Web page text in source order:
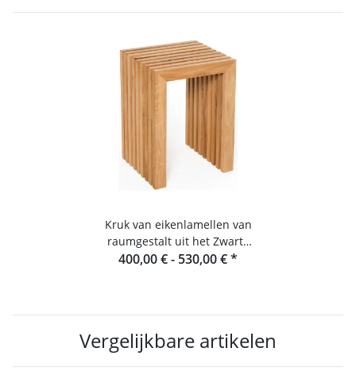
Kruk van eikenlamellen van
raumgestalt uit het Zwarte
Woud
400,00 € - 530,00 €*
Vergelijkbare artikelen